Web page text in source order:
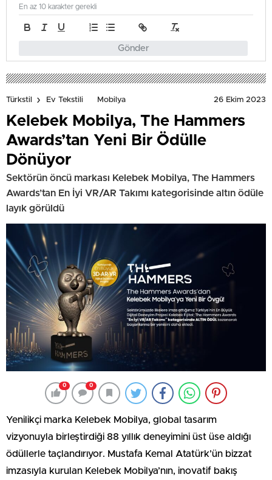
Gönder
En az 10 karakter gerekli
Türkstil Ev Tekstili Mobilya 26 Ekim 2023
Kelebek Mobilya, The Hammers
Awards’tan Yeni Bir Ödülle
Dönüyor
Sektörün öncü markası Kelebek Mobilya, The Hammers
Awards’tan En İyi VR/AR Takımı kategorisinde altın ödüle
layık görüldü
0 0
Yenilikçi marka Kelebek Mobilya, global tasarım
vizyonuyla birleştirdiği 88 yıllık deneyimini üst üse aldığı
ödüllerle taçlandırıyor. Mustafa Kemal Atatürk’ün bizzat
imzasıyla kurulan Kelebek Mobilya’nın, inovatif bakış